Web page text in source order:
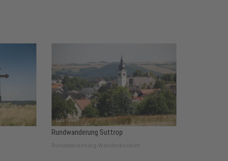
Rundwanderung Suttrop
Rundwanderung Wanderbooklet